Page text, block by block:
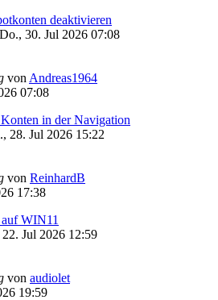
deaktivieren
Do., 30. Jul 2026 07:08
von Andreas1964
07:08
in der Navigation
28. Jul 2026 15:22
von ReinhardB
17:38
WIN11
Jul 2026 12:59
von audiolet
19:59